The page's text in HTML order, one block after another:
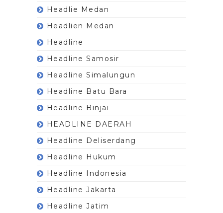
Headlie Medan
Headlien Medan
Headline
Headline Samosir
Headline Simalungun
Headline Batu Bara
Headline Binjai
HEADLINE DAERAH
Headline Deliserdang
Headline Hukum
Headline Indonesia
Headline Jakarta
Headline Jatim